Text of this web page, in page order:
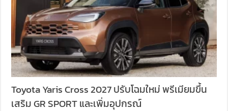
Toyota Yaris Cross 2027 ปรับโฉมใหม่ พรีเมียมขึ้น
เสริม GR SPORT และเพิ่มอุปกรณ์